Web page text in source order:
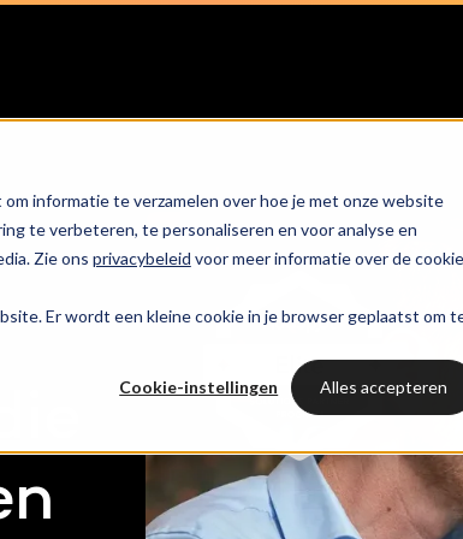
informatie te verzamelen over hoe je met onze website
te verbeteren, te personaliseren en voor analyse en
Zie ons privacybeleid voor meer informatie over de
Er wordt een kleine cookie in je browser geplaatst om
Cookie-instellingen Alles accepteren
Membership portalsHaal
Gratis
van het laatste
HubSpot nieuws?
Schrijf je nu in!
HUBSPOT SERVICES
HubSpot implementatie
HubSpot automations
HubSpot trainingen
Cases
Bright
Over ons
LAAT JE INSPIREREN
HubSpot
Could not loads